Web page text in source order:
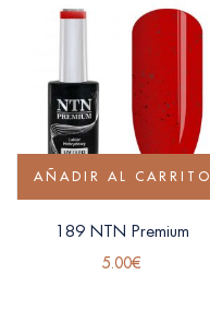
AÑADIR AL CARRITO
189 NTN Premium
5.00€